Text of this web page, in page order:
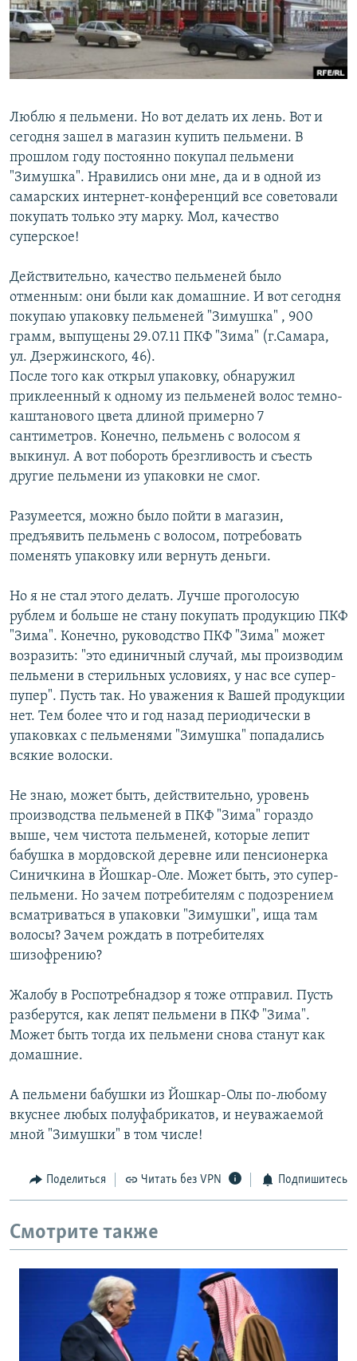
РАСПИСАНИЕ ВЕЩАНИЯ
ПОДПИШИТЕСЬ НА РАССЫЛКУ
Все сайты РСЕ/РС
Люблю я пельмени. Но вот делать их лень. Вот и
сегодня зашел в магазин купить пельмени. В
прошлом году постоянно покупал пельмени
"Зимушка". Нравились они мне, да и в одной из
самарских интернет-конференций все советовали
покупать только эту марку. Мол, качество
суперское!
Действительно, качество пельменей было
отменным: они были как домашние. И вот сегодня
покупаю упаковку пельменей "Зимушка" , 900
грамм, выпущены 29.07.11 ПКФ "Зима" (г.Самара,
ул. Дзержинского, 46).
После того как открыл упаковку, обнаружил
приклеенный к одному из пельменей волос темно-
каштанового цвета длиной примерно 7
сантиметров. Конечно, пельмень с волосом я
выкинул. А вот побороть брезгливость и съесть
другие пельмени из упаковки не смог.
Разумеется, можно было пойти в магазин,
предъявить пельмень с волосом, потребовать
поменять упаковку или вернуть деньги.
Но я не стал этого делать. Лучше проголосую
рублем и больше не стану покупать продукцию ПКФ
"Зима". Конечно, руководство ПКФ "Зима" может
возразить: "это единичный случай, мы производим
пельмени в стерильных условиях, у нас все супер-
пупер". Пусть так. Но уважения к Вашей продукции
нет. Тем более что и год назад периодически в
упаковках с пельменями "Зимушка" попадались
всякие волоски.
Не знаю, может быть, действительно, уровень
производства пельменей в ПКФ "Зима" гораздо
выше, чем чистота пельменей, которые лепит
бабушка в мордовской деревне или пенсионерка
Синичкина в Йошкар-Оле. Может быть, это супер-
пельмени. Но зачем потребителям с подозрением
всматриваться в упаковки "Зимушки", ища там
волосы? Зачем рождать в потребителях
шизофрению?
Жалобу в Роспотребнадзор я тоже отправил. Пусть
разберутся, как лепят пельмени в ПКФ "Зима".
Может быть тогда их пельмени снова станут как
домашние.
А пельмени бабушки из Йошкар-Олы по-любому
вкуснее любых полуфабрикатов, и неуважаемой
мной "Зимушки" в том числе!
Поделиться Читать без VPN Подпишитесь
Смотрите также